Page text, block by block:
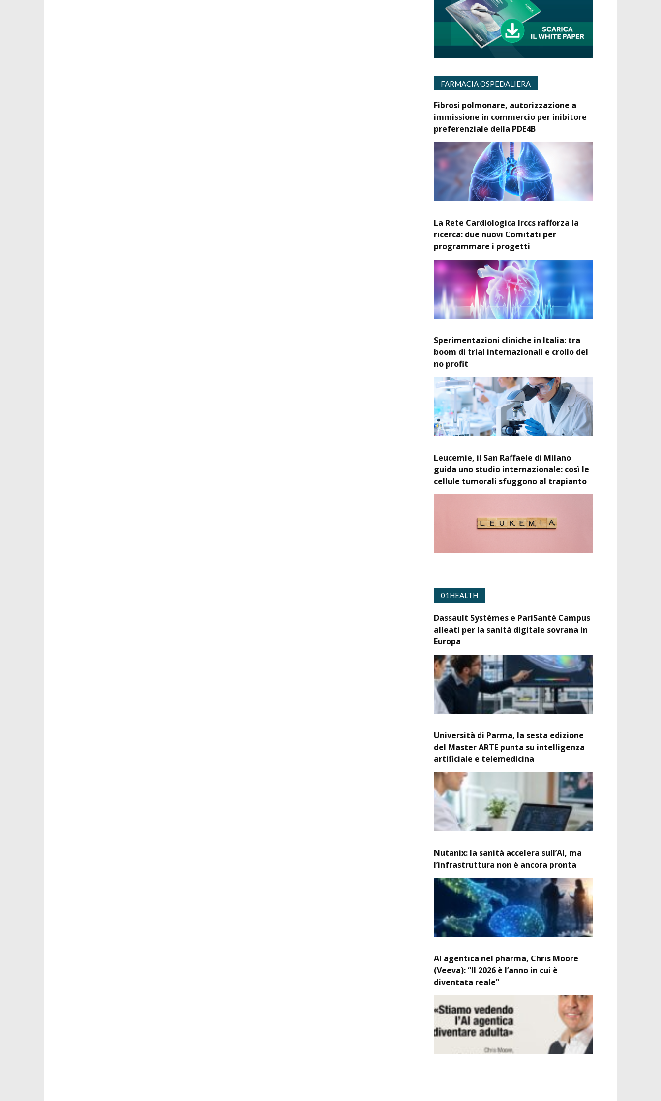
FARMACIA OSPEDALIERA
Fibrosi polmonare, autorizzazione a
immissione in commercio per inibitore
preferenziale della PDE4B
La Rete Cardiologica Irccs rafforza la
ricerca: due nuovi Comitati per
programmare i progetti
Sperimentazioni cliniche in Italia: tra
boom di trial internazionali e crollo del
no profit
Leucemie, il San Raffaele di Milano
guida uno studio internazionale: così le
cellule tumorali sfuggono al trapianto
01HEALTH
Dassault Systèmes e PariSanté Campus
alleati per la sanità digitale sovrana in
Europa
Università di Parma, la sesta edizione
del Master ARTE punta su intelligenza
artificiale e telemedicina
Nutanix: la sanità accelera sull’AI, ma
l’infrastruttura non è ancora pronta
AI agentica nel pharma, Chris Moore
(Veeva): “Il 2026 è l’anno in cui è
diventata reale”